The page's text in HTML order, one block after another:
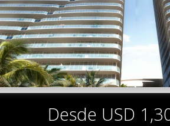
Desde USD